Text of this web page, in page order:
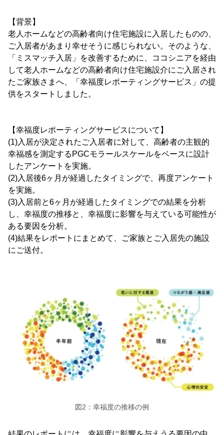
【背景】
老人ホームなどの高齢者向け住宅施設に入居したものの、
ご入居者があまり幸せそうに感じられない。そのような、
「ミスマッチ入居」を改善するために、ココシニアを経由
して老人ホームなどの高齢者向け住宅施設介にご入居され
たご家族さまへ、「幸福度レポーティングサービス」の提
供をスタートしました。
【幸福度レポーティングサービスについて】
(1)入居が決定されたご入居者に対して、高齢者の主観的
幸福感を測定するPGCモラールスケールをベースに設計
したアンケートを実施。
(2)入居後6ヶ月が経過したタイミングで、再度アンケート
を実施。
(3)入居前と6ヶ月が経過したタイミングでの結果を分析
し、幸福度の推移と、幸福度に影響を与えている可能性が
ある要因を分析。
(4)結果をレポートにまとめて、ご家族とご入居先の施設
にご送付。
図2：幸福度の推移の例